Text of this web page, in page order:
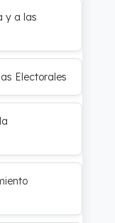
y a las
Electorales